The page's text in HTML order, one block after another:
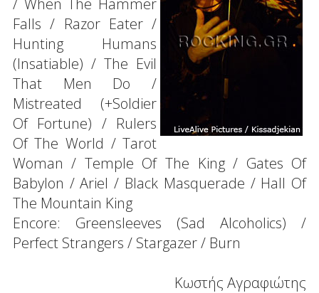
Falls / Razor Eater /
Hunting Humans
(Insatiable) / The Evil
That Men Do /
Mistreated (+Soldier
Of Fortune) / Rulers
Of The World / Tarot
Woman / Temple Of The King / Gates Of
Babylon / Ariel / Black Masquerade / Hall Of
The Mountain King
Encore: Greensleeves (Sad Alcoholics) /
Perfect Strangers / Stargazer / Burn
Κωστής Αγραφιώτης